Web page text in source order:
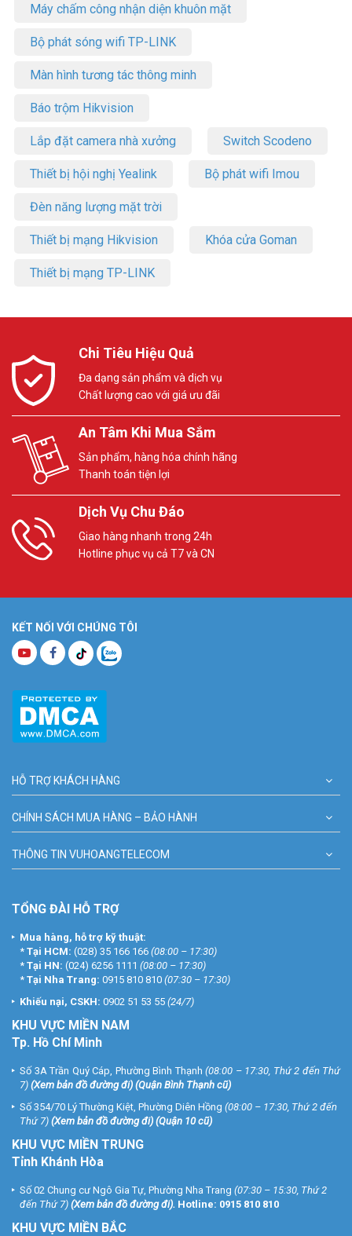
Máy chấm công nhận diện khuôn mặt
Bộ phát sóng wifi TP-LINK
Màn hình tương tác thông minh
Báo trộm Hikvision
Lắp đặt camera nhà xưởng Switch Scodeno
Thiết bị hội nghị Yealink Bộ phát wifi Imou
Đèn năng lượng mặt trời
Thiết bị mạng Hikvision Khóa cửa Goman
Thiết bị mạng TP-LINK
Chi Tiêu Hiệu Quả
Đa dạng sản phẩm và dịch vụ
Chất lượng cao với giá ưu đãi
An Tâm Khi Mua Sắm
Sản phẩm, hàng hóa chính hãng
Thanh toán tiện lợi
Dịch Vụ Chu Đáo
Giao hàng nhanh trong 24h
Hotline phục vụ cả T7 và CN
KẾT NỐI VỚI CHÚNG TÔI
HỖ TRỢ KHÁCH HÀNG
CHÍNH SÁCH MUA HÀNG – BẢO HÀNH
THÔNG TIN VUHOANGTELECOM
TỔNG ĐÀI HỖ TRỢ
Mua hàng, hỗ trợ kỹ thuật:
* Tại HCM: (028) 35 166 166 (08:00 – 17:30)
* Tại HN: (024) 6256 1111 (08:00 – 17:30)
* Tại Nha Trang: 0915 810 810 (07:30 – 17:30)
Khiếu nại, CSKH: 0902 51 53 55 (24/7)
KHU VỰC MIỀN NAM
Tp. Hồ Chí Minh
Số 3A Trần Quý Cáp, Phường Bình Thạnh (08:00 – 17:30, Thứ 2 đến Thứ
7) (Xem bản đồ đường đi) (Quận Bình Thạnh cũ)
Số 354/70 Lý Thường Kiệt, Phường Diên Hồng (08:00 – 17:30, Thứ 2 đến
Thứ 7) (Xem bản đồ đường đi) (Quận 10 cũ)
KHU VỰC MIỀN TRUNG
Tỉnh Khánh Hòa
Số 02 Chung cư Ngô Gia Tự, Phường Nha Trang (07:30 – 15:30, Thứ 2
đến Thứ 7) (Xem bản đồ đường đi). Hotline: 0915 810 810
KHU VỰC MIỀN BẮC